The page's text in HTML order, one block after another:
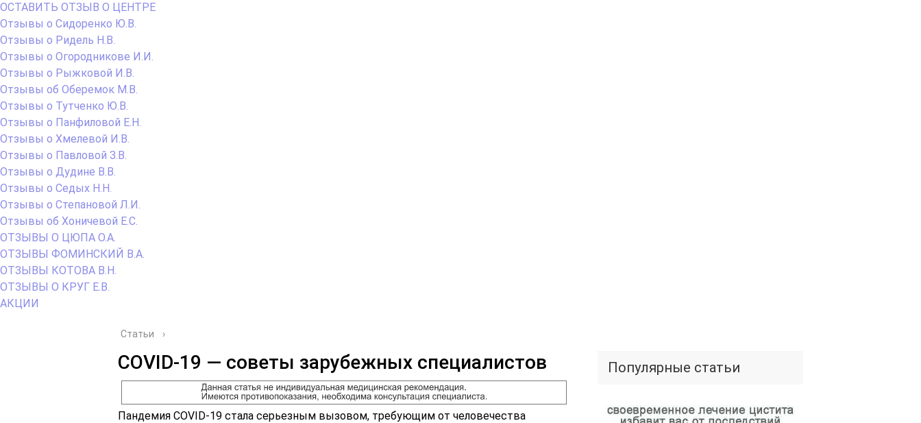
ОСТАВИТЬ ОТЗЫВ О ЦЕНТРЕ
Отзывы о Сидоренко Ю.В.
Отзывы о Ридель Н.В.
Отзывы о Огородникове И.И.
Отзывы о Рыжковой И.В.
Отзывы об Оберемок М.В.
Отзывы о Тутченко Ю.В.
Отзывы о Панфиловой Е.Н.
Отзывы о Хмелевой И.В.
Отзывы о Павловой З.В.
Отзывы о Дудине В.В.
Отзывы о Седых Н.Н.
Отзывы о Степановой Л.И.
Отзывы об Хоничевой Е.С.
ОТЗЫВЫ О ЦЮПА О.А.
ОТЗЫВЫ ФОМИНСКИЙ В.А.
ОТЗЫВЫ КОТОВА В.Н.
ОТЗЫВЫ О КРУГ Е.В.
АКЦИИ
Статьи ›
COVID-19 — советы зарубежных специалистов
Пандемия COVID-19 стала серьезным вызовом, требующим от человечества
Популярные статьи